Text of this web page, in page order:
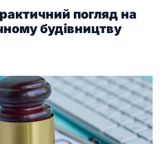
погляд на
будівництву